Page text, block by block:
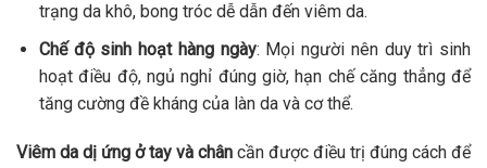
trạng da khô, bong tróc dễ dẫn đến viêm da.
Chế độ sinh hoạt hàng ngày: Mọi người nên duy trì sinh
hoạt điều độ, ngủ nghỉ đúng giờ, hạn chế căng thẳng để
tăng cường đề kháng của làn da và cơ thể.
Viêm da dị ứng ở tay và chân cần được điều trị đúng cách để